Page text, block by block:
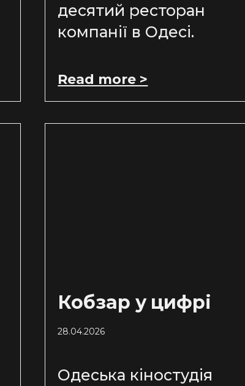
десятий ресторан
компанії в Одесі.
Read more >
Кобзар у цифрі
28.04.2026
Одеська кіностудія